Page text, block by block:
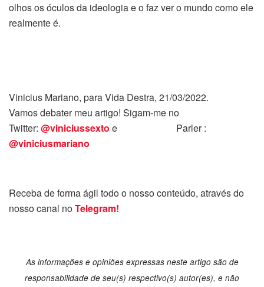
olhos os óculos da ideologia e o faz ver o mundo como ele
realmente é.
Vinicius Mariano, para Vida Destra, 21/03/2022.
Vamos debater meu artigo! Sigam-me no
Twitter: @viniciussexto e Parler :
@viniciusmariano
Receba de forma ágil todo o nosso conteúdo, através do
nosso canal noTelegram!
As informações e opiniões expressas neste artigo são de
responsabilidade de seu(s) respectivo(s) autor(es), e não